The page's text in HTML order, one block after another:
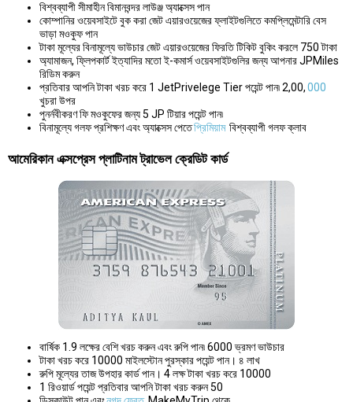
বিশ্বব্যাপী সীমাহীন বিমানবন্দর লাউঞ্জ অ্যাক্সেস পান
কোম্পানির ওয়েবসাইটে বুক করা জেট এয়ারওয়েজের ফ্লাইটগুলিতে কমপ্লিমেন্টারি বেস
ভাড়া মওকুফ পান
টাকা মূল্যের বিনামূল্যে ভাউচার জেট এয়ারওয়েজের ফিরতি টিকিট বুকিং করলে 750 টাকা
অ্যামাজন, ফ্লিপকার্ট ইত্যাদির মতো ই-কমার্স ওয়েবসাইটগুলির জন্য আপনার JPMiles
রিডিম করুন
প্রতিবার আপনি টাকা খরচ করে 1 JetPrivelege Tier পয়েন্ট পান৷ 2,00,000
খুচরা উপর
পুনর্নবীকরণ ফি মওকুফের জন্য 5 JP টিয়ার পয়েন্ট পান৷
বিনামূল্যে গলফ প্রশিক্ষণ এবং অ্যাক্সেস পেতেপ্রিমিয়াম বিশ্বব্যাপী গলফ ক্লাব
আমেরিকান এক্সপ্রেস প্লাটিনাম ট্রাভেল ক্রেডিট কার্ড
বার্ষিক 1.9 লক্ষের বেশি খরচ করুন এবং রুপি পান৷ 6000 ভ্রমণ ভাউচার
টাকা খরচ করে 10000 মাইলস্টোন পুরস্কার পয়েন্ট পান। ৪ লাখ
রুপি মূল্যের তাজ উপহার কার্ড পান। 4 লক্ষ টাকা খরচ করে 10000
1 রিওয়ার্ড পয়েন্ট প্রতিবার আপনি টাকা খরচ করুন 50